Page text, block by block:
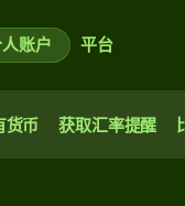
账户 平台
货币 获取汇率提醒